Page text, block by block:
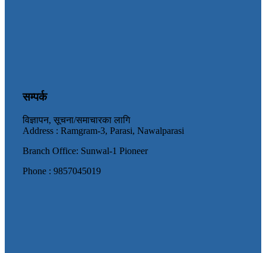
सम्पर्क
विज्ञापन, सूचना/समाचारका लागि
Address : Ramgram-3, Parasi, Nawalparasi
Branch Office: Sunwal-1 Pioneer
Phone : 9857045019